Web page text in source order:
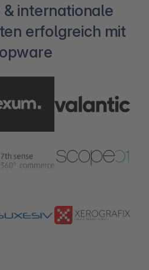
internationale
erfolgreich mit